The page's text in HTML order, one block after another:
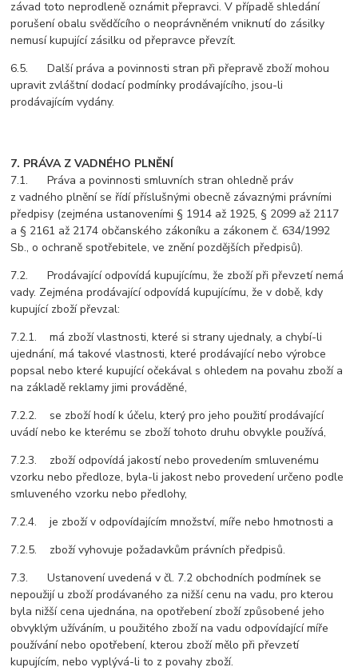
závad toto neprodleně oznámit přepravci. V případě shledání
porušení obalu svědčícího o neoprávněném vniknutí do zásilky
nemusí kupující zásilku od přepravce převzít.
6.5. Další práva a povinnosti stran při přepravě zboží mohou
upravit zvláštní dodací podmínky prodávajícího, jsou-li
prodávajícím vydány.
7. PRÁVA Z VADNÉHO PLNĚNÍ
7.1. Práva a povinnosti smluvních stran ohledně práv
z vadného plnění se řídí příslušnými obecně závaznými právními
předpisy (zejména ustanoveními § 1914 až 1925, § 2099 až 2117
a § 2161 až 2174 občanského zákoníku a zákonem č. 634/1992
Sb., o ochraně spotřebitele, ve znění pozdějších předpisů).
7.2. Prodávající odpovídá kupujícímu, že zboží při převzetí nemá
vady. Zejména prodávající odpovídá kupujícímu, že v době, kdy
kupující zboží převzal:
7.2.1. má zboží vlastnosti, které si strany ujednaly, a chybí-li
ujednání, má takové vlastnosti, které prodávající nebo výrobce
popsal nebo které kupující očekával s ohledem na povahu zboží a
na základě reklamy jimi prováděné,
7.2.2. se zboží hodí k účelu, který pro jeho použití prodávající
uvádí nebo ke kterému se zboží tohoto druhu obvykle používá,
7.2.3. zboží odpovídá jakostí nebo provedením smluvenému
vzorku nebo předloze, byla-li jakost nebo provedení určeno podle
smluveného vzorku nebo předlohy,
7.2.4. je zboží v odpovídajícím množství, míře nebo hmotnosti a
7.2.5. zboží vyhovuje požadavkům právních předpisů.
7.3. Ustanovení uvedená v čl. 7.2 obchodních podmínek se
nepoužijí u zboží prodávaného za nižší cenu na vadu, pro kterou
byla nižší cena ujednána, na opotřebení zboží způsobené jeho
obvyklým užíváním, u použitého zboží na vadu odpovídající míře
používání nebo opotřebení, kterou zboží mělo při převzetí
kupujícím, nebo vyplývá-li to z povahy zboží.